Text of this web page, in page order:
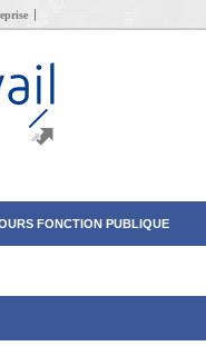
FONCTION PUBLIQUE